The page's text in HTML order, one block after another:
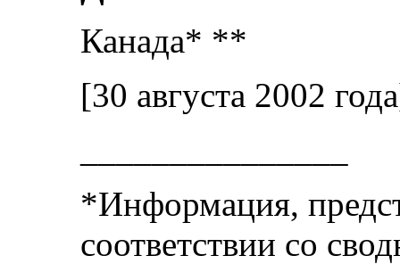
Канада* **
[30 августа 2002
*Информация,
соответствии со